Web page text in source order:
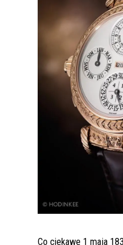
Co ciekawe 1 maja